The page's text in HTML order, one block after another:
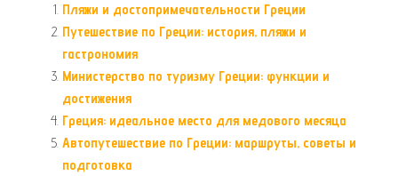
Пляжи и достопримечательности Греции
Путешествие по Греции: история, пляжи и
гастрономия
Министерство по туризму Греции: функции и
достижения
Греция: идеальное место для медового месяца
Автопутешествие по Греции: маршруты, советы и
подготовка